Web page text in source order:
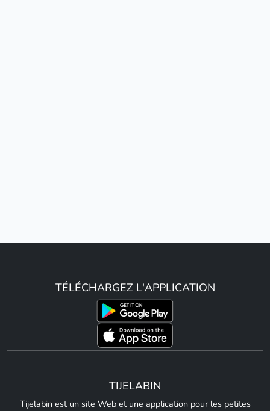
TÉLÉCHARGEZ L'APPLICATION
TIJELABIN
Tijelabin est un site Web et une application pour les petites